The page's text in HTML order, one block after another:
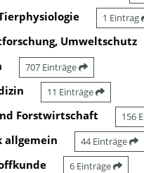
1 Eintrag
Umweltschutz
707 Einträge
11 Einträge
Forstwirtschaft 156
allgemein 44 Einträge
6 Einträge